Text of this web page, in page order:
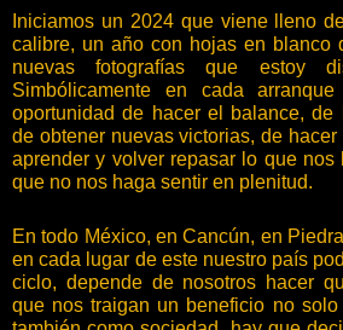
Iniciamos un 2024 que viene lleno
calibre, un año con hojas en blanco
nuevas fotografías que estoy
Simbólicamente en cada
oportunidad de hacer el balance, de
de obtener nuevas victorias, de
aprender y volver repasar lo que
que no nos haga sentir en plenitud.
En todo México, en Cancún, en
en cada lugar de este nuestro país
ciclo, depende de nosotros hacer
que nos traigan un beneficio no